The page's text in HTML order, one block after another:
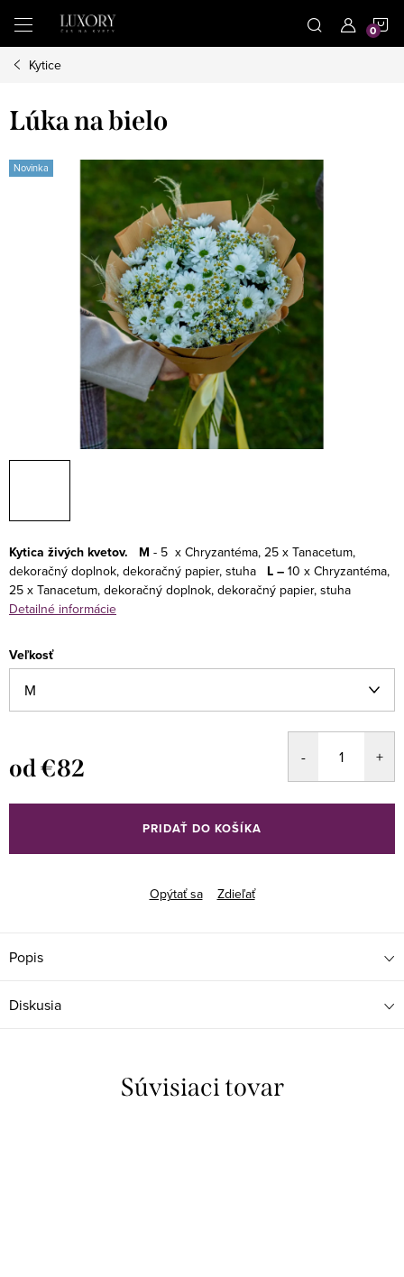
obsah
Kytice
Lúka na bielo
Novinka
Kytica živých kvetov. M - 5 x Chryzantéma, 25 x Tanacetum,
dekoračný doplnok, dekoračný papier, stuha
L – 10 x Chryzantéma,
25 x Tanacetum, dekoračný doplnok, dekoračný papier, stuha
Detailné informácie
Veľkosť
od€82
cena:
PRIDAŤ DO KOŠÍKA
Opýtať sa Zdieľať
Popis
Diskusia
Súvisiaci tovar